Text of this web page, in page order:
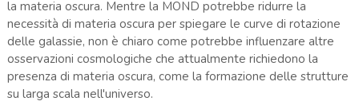
la materia oscura. Mentre la MOND potrebbe ridurre la
necessità di materia oscura per spiegare le curve di rotazione
delle galassie, non è chiaro come potrebbe influenzare altre
osservazioni cosmologiche che attualmente richiedono la
presenza di materia oscura, come la formazione delle strutture
su larga scala nell'universo.